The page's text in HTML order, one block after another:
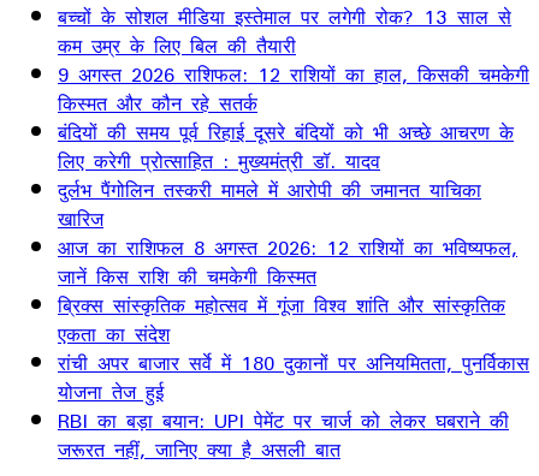
बच्चों के सोशल मीडिया इस्तेमाल पर लगेगी रोक? 13 साल से
कम उम्र के लिए बिल की तैयारी
9 अगस्त 2026 राशिफल: 12 राशियों का हाल, किसकी चमकेगी
किस्मत और कौन रहे सतर्क
बंदियों की समय पूर्व रिहाई दूसरे बंदियों को भी अच्छे आचरण के
लिए करेगी प्रोत्साहित : मुख्यमंत्री डॉ. यादव
दुर्लभ पैंगोलिन तस्करी मामले में आरोपी की जमानत याचिका
खारिज
आज का राशिफल 8 अगस्त 2026: 12 राशियों का भविष्यफल,
जानें किस राशि की चमकेगी किस्मत
ब्रिक्स सांस्कृतिक महोत्सव में गूंजा विश्व शांति और सांस्कृतिक
एकता का संदेश
रांची अपर बाजार सर्वे में 180 दुकानों पर अनियमितता, पुनर्विकास
योजना तेज हुई
RBI का बड़ा बयान: UPI पेमेंट पर चार्ज को लेकर घबराने की
जरूरत नहीं, जानिए क्या है असली बात